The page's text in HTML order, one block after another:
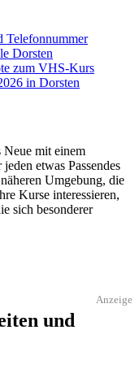
Telefonnummer
Dorsten
zum VHS-Kurs
in Dorsten
mit einem
etwas Passendes
Umgebung, die
Kurse interessieren,
sich besonderer
Anzeige
und